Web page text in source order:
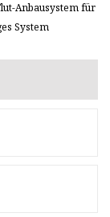
Anbausystem für
System